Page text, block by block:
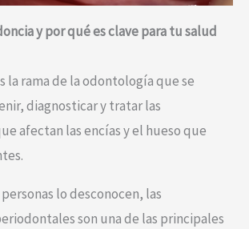
y por qué es clave para tu salud
la rama de la odontología que se
diagnosticar y tratar las
afectan las encías y el hueso que
lo desconocen, las
son una de las principales